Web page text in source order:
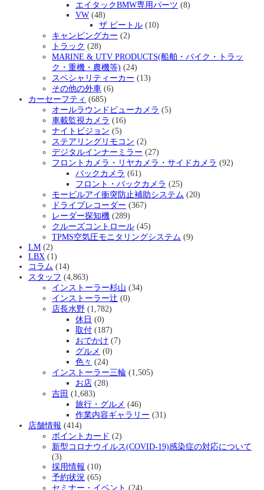
エイタックBMW専用パーツ (8)
VW (48)
ザ ビートル (10)
キャンピングカー (2)
トラック (28)
MARINE & UTV PRODUCTS(船舶・バイク・トラッ
ク・重機・農機等) (24)
スペシャリティーカー (13)
その他の外車 (6)
カーセーフティ (685)
オールラウンドビューカメラ (5)
車載監視カメラ (16)
ナイトビジョン (5)
ステアリングリモコン (2)
デジタルインナーミラー (27)
フロントカメラ・リヤカメラ・サイドカメラ (92)
バックカメラ (61)
フロント・バックカメラ (25)
モービルアイ衝突防止補助システム (20)
ドライブレコーダー (367)
レーダー探知機 (289)
クルーズコントロール (45)
TPMS空気圧モニタリングシステム (9)
LM (2)
LBX (1)
コラム (14)
スタッフ (4,863)
インストーラー杉山 (34)
インストーラー辻 (0)
店長水野 (1,782)
休日 (0)
取付 (187)
おでかけ (7)
グルメ (0)
色々 (24)
インストーラー三輪 (1,505)
お店 (28)
吉田 (1,683)
旅行・グルメ (46)
作業内容ギャラリー (31)
店舗情報 (414)
ポイントカード (2)
新型コロナウイルス(COVID-19)感染症の対応について
(3)
採用情報 (10)
予約状況 (65)
セミナー・イベント (24)